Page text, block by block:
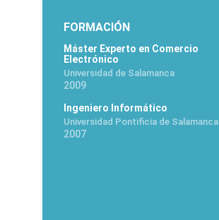
FORMACIÓN
Máster Experto en Comercio
Electrónico
Universidad de Salamanca
2009
Ingeniero Informático
Universidad Pontificia de Salamanca
2007